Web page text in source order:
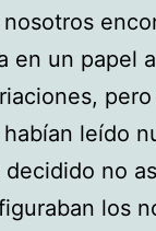
en un papel
leído
no
los